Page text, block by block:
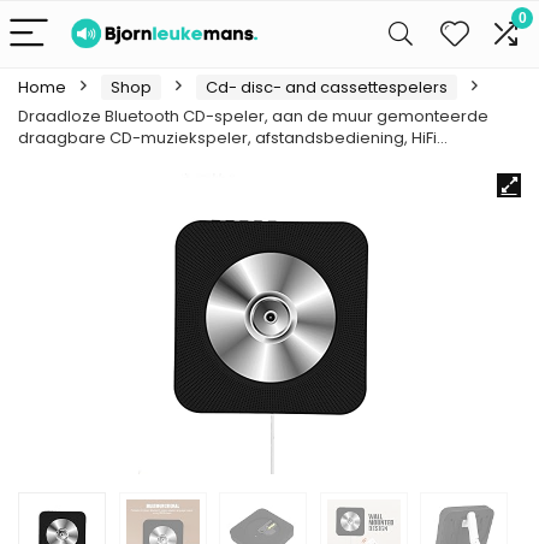
0
Home Shop
Cd- disc- and cassettespelers
Draadloze Bluetooth CD-speler, aan de muur gemonteerde
draagbare CD-muziekspeler, afstandsbediening, HiFi…